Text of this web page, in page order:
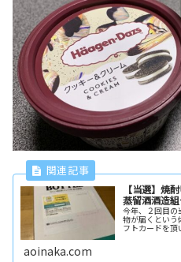
【当選】焼
蒸留酒酒造組
今年、２回目の
物が届くという
フトカードを
aoinaka.com